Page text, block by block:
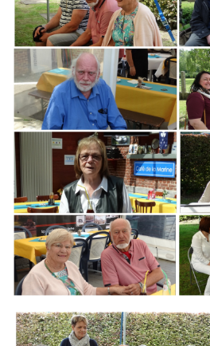
Branding
ARMCHAIR